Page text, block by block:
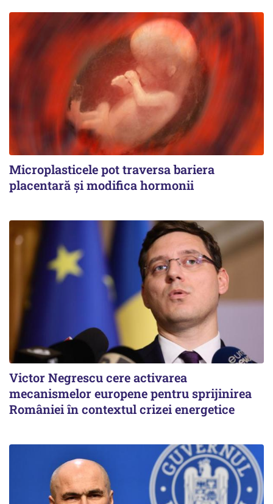
Microplasticele pot traversa bariera
placentară și modifica hormonii
Victor Negrescu cere activarea
mecanismelor europene pentru sprijinirea
României în contextul crizei energetice